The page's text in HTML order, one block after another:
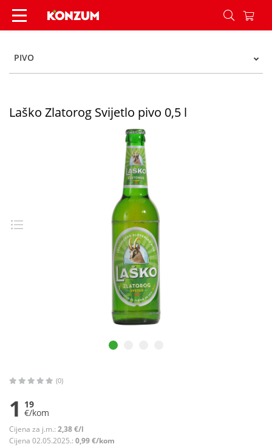
Laško Zlatorog Svijetlo pivo 0,5 l - Konzum
PIVO
Laško Zlatorog Svijetlo pivo 0,5 l
(0)
1 19
€/kom
Cijena za j.m.: 2,38 €/l
Cijena 02.05.2025.: 0,99 €/kom